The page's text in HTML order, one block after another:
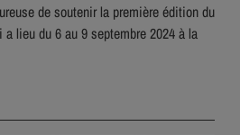
de soutenir la première édition du
a lieu du 6 au 9 septembre 2024 à la